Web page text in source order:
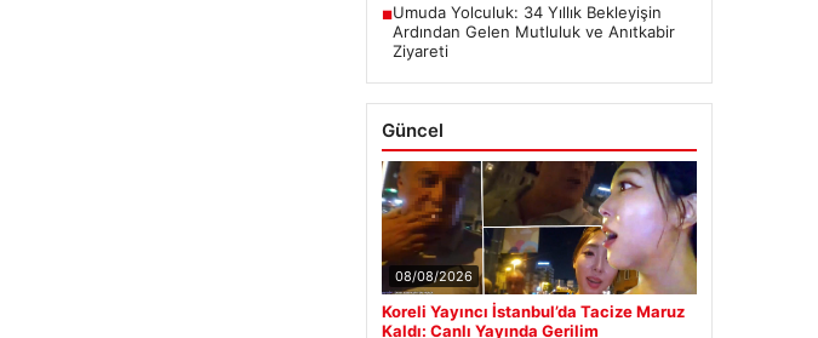
■Umuda Yolculuk: 34 Yıllık Bekleyişin
Ardından Gelen Mutluluk ve Anıtkabir
Ziyareti
Güncel
08/08/2026
Koreli Yayıncı İstanbul’da Tacize Maruz
Kaldı: Canlı Yayında Gerilim